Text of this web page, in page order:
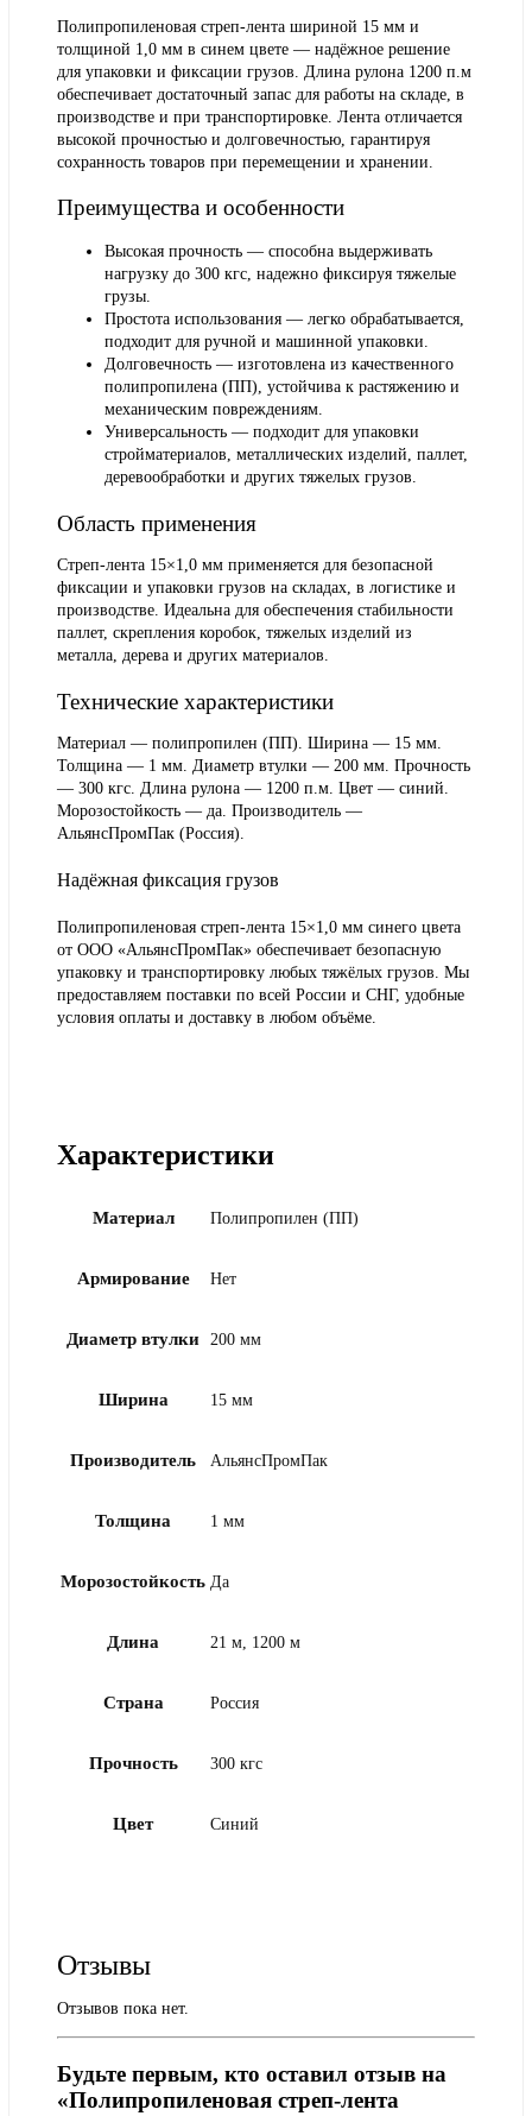
Полипропиленовая стреп-лента шириной 15 мм и
толщиной 1,0 мм в синем цвете — надёжное решение
для упаковки и фиксации грузов. Длина рулона 1200 п.м
обеспечивает достаточный запас для работы на складе, в
производстве и при транспортировке. Лента отличается
высокой прочностью и долговечностью, гарантируя
сохранность товаров при перемещении и хранении.
Преимущества и особенности
Высокая прочность — способна выдерживать
нагрузку до 300 кгс, надежно фиксируя тяжелые
грузы.
Простота использования — легко обрабатывается,
подходит для ручной и машинной упаковки.
Долговечность — изготовлена из качественного
полипропилена (ПП), устойчива к растяжению и
механическим повреждениям.
Универсальность — подходит для упаковки
стройматериалов, металлических изделий, паллет,
деревообработки и других тяжелых грузов.
Область применения
Стреп-лента 15×1,0 мм применяется для безопасной
фиксации и упаковки грузов на складах, в логистике и
производстве. Идеальна для обеспечения стабильности
паллет, скрепления коробок, тяжелых изделий из
металла, дерева и других материалов.
Технические характеристики
Материал — полипропилен (ПП). Ширина — 15 мм.
Толщина — 1 мм. Диаметр втулки — 200 мм. Прочность
— 300 кгс. Длина рулона — 1200 п.м. Цвет — синий.
Морозостойкость — да. Производитель —
АльянсПромПак (Россия)
Надёжная фиксация грузов
Полипропиленовая стреп-лента 15×1,0 мм синего цвета
от ООО «АльянсПромПак» обеспечивает безопасную
упаковку и транспортировку любых тяжёлых грузов. Мы
предоставляем поставки по всей России и СНГ, удобные
условия оплаты и доставку в любом объёме.
Характеристики
Материал Полипропилен (ПП)
Армирование Нет
Диаметр втулки 200 мм
Ширина 15 мм
Производитель АльянсПромПак
Толщина 1 мм
Морозостойкость Да
Длина 21 м, 1200 м
Страна Россия
Прочность 300 кгс
Цвет Синий
Отзывы
Отзывов пока нет.
Будьте первым, кто оставил отзыв на
«Полипропиленовая стреп-лента